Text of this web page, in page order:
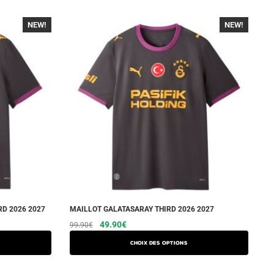
-40%
NEW!
2026 2027
-40%
NEW!
MAILLOT GALATASARAY THIRD 2026 2027
99.90€
Le
49.90€Le
Choix des options
Ce
produit
a